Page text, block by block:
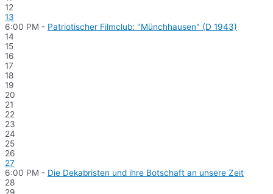
12
13
6:00 PM - Patriotischer Filmclub: "Münchhausen" (D 1943)
14
15
16
17
18
19
20
21
22
23
24
25
26
27
6:00 PM - Die Dekabristen und ihre Botschaft an unsere Zeit
28
29